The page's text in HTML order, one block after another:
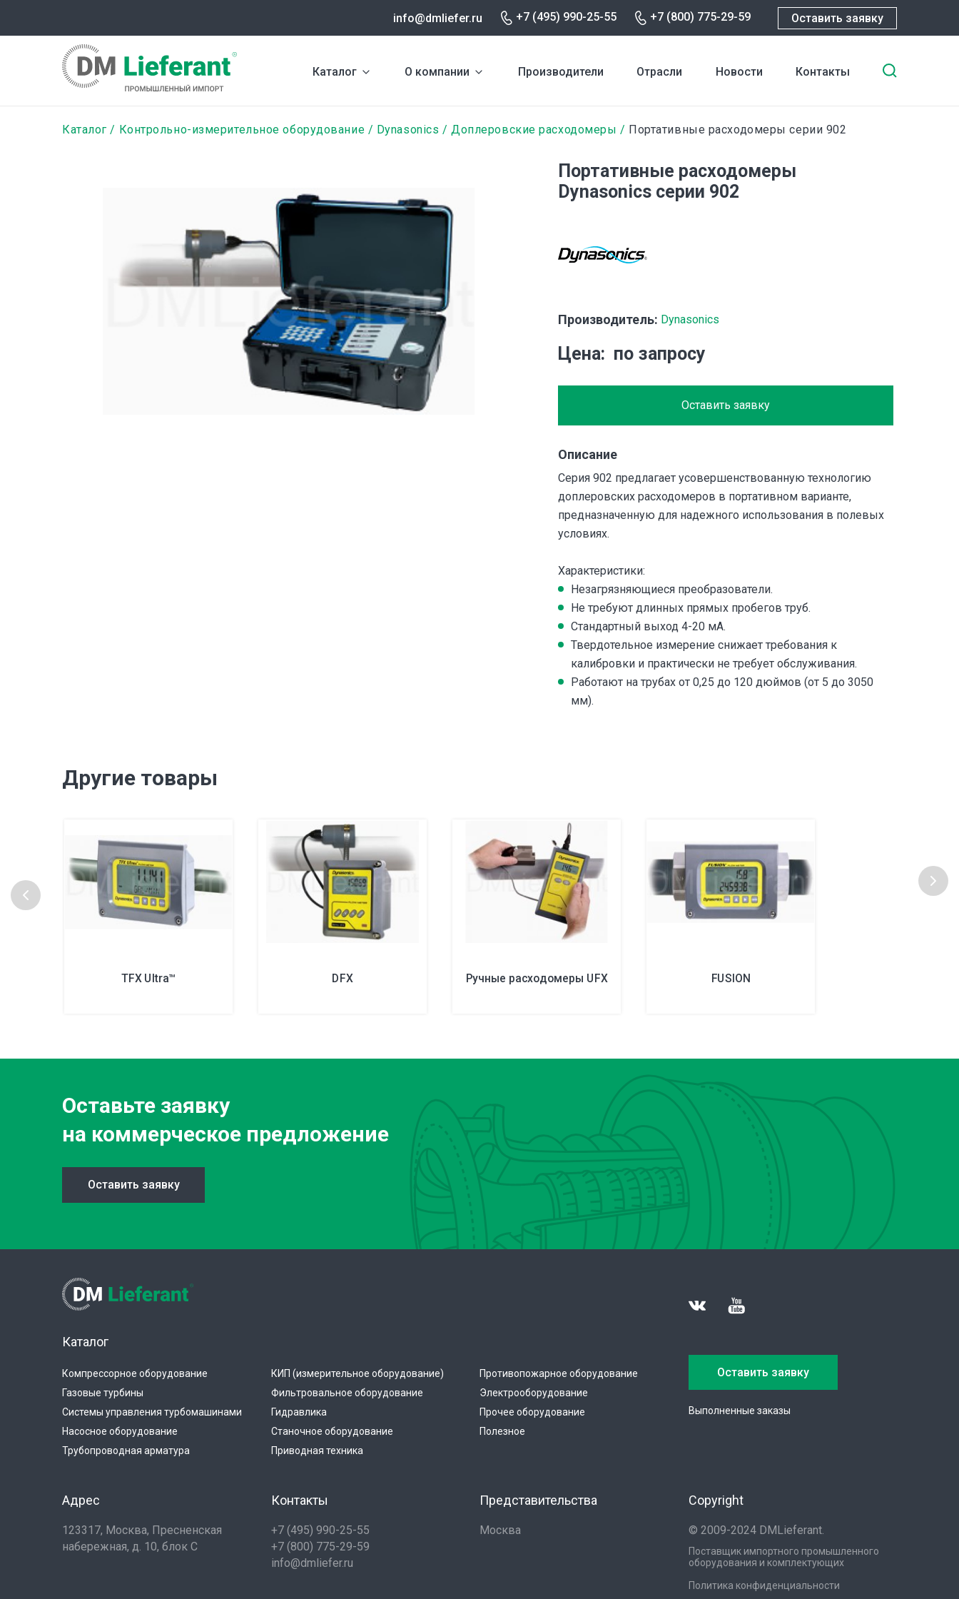
содержанию
info@dmliefer.ru +7 (495) 990-25-55 +7 (800) 775-29-59 Оставить заявку
Каталог О компании Производители Отрасли Новости Контакты
Строка
Каталог Контрольно-измерительное оборудование Dynasonics Доплеровские расходомеры Портативные расходомеры серии 902
Портативные расходомеры
Dynasonics серии 902
Производитель: Dynasonics
Цена по запросу
Оставить заявку
Описание
Серия 902 предлагает усовершенствованную технологию
доплеровских расходомеров в портативном варианте,
предназначенную для надежного использования в полевых
условиях.
Характеристики:
Незагрязняющиеся преобразователи.
Не требуют длинных прямых пробегов труб.
Стандартный выход 4-20 мА.
Твердотельное измерение снижает требования к
калибровки и практически не требует обслуживания.
Работают на трубах от 0,25 до 120 дюймов (от 5 до 3050
мм).
Другие товары
TFX Ultra™ DFX Ручные расходомеры UFX FUSION
Оставьте заявку
на коммерческое предложение
Оставить заявку
Каталог
Компрессорное оборудование
Газовые турбины
Системы управления турбомашинами
Насосное оборудование
Трубопроводная арматура
КИП (измерительное оборудование)
Фильтровальное оборудование
Гидравлика
Станочное оборудование
Приводная техника
Противопожарное оборудование
Электрооборудование
Прочее оборудование
Полезное
Оставить заявку
Выполненные заказы
Адрес
123317, Москва, Пресненская
набережная, д. 10, блок С
Контакты
+7 (495) 990-25-55
+7 (800) 775-29-59
info@dmliefer.ru
Представительства
Москва
Copyright
© 2009-2024 DMLieferant.
Поставщик импортного промышленного
оборудования и комплектующих
Политика конфиденциальности